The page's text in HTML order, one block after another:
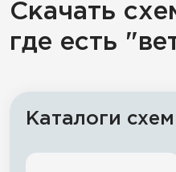
Скачать
где есть
Каталоги